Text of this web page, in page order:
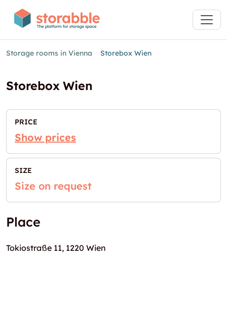
Storage rooms in Vienna Storebox Wien
Storebox Wien
PRICE
Show prices
SIZE
Size on request
Place
Tokiostraße 11, 1220 Wien